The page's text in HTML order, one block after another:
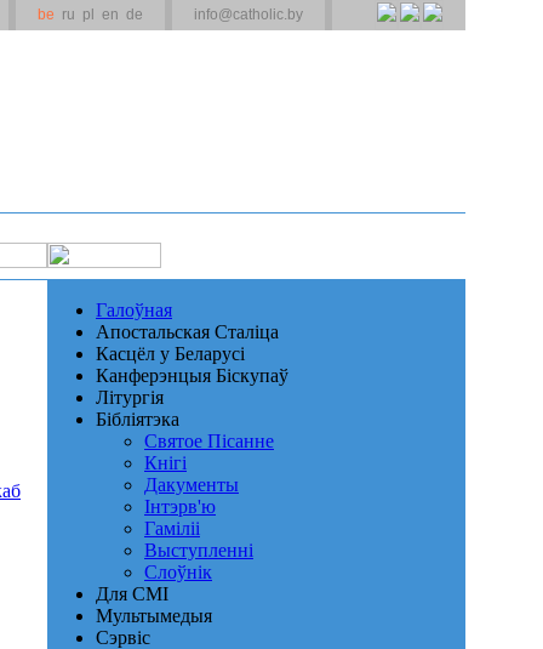
be ru pl en de info@catholic.by
Галоўная
Апостальская Сталіца
Касцёл у Беларусі
Канферэнцыя Біскупаў
Літургія
Бібліятэка
Святое Пісанне
Кнігі
Дакументы
Інтэрв'ю
Гаміліі
Выступленні
Слоўнік
Для СМІ
Мультымедыя
Сэрвіс